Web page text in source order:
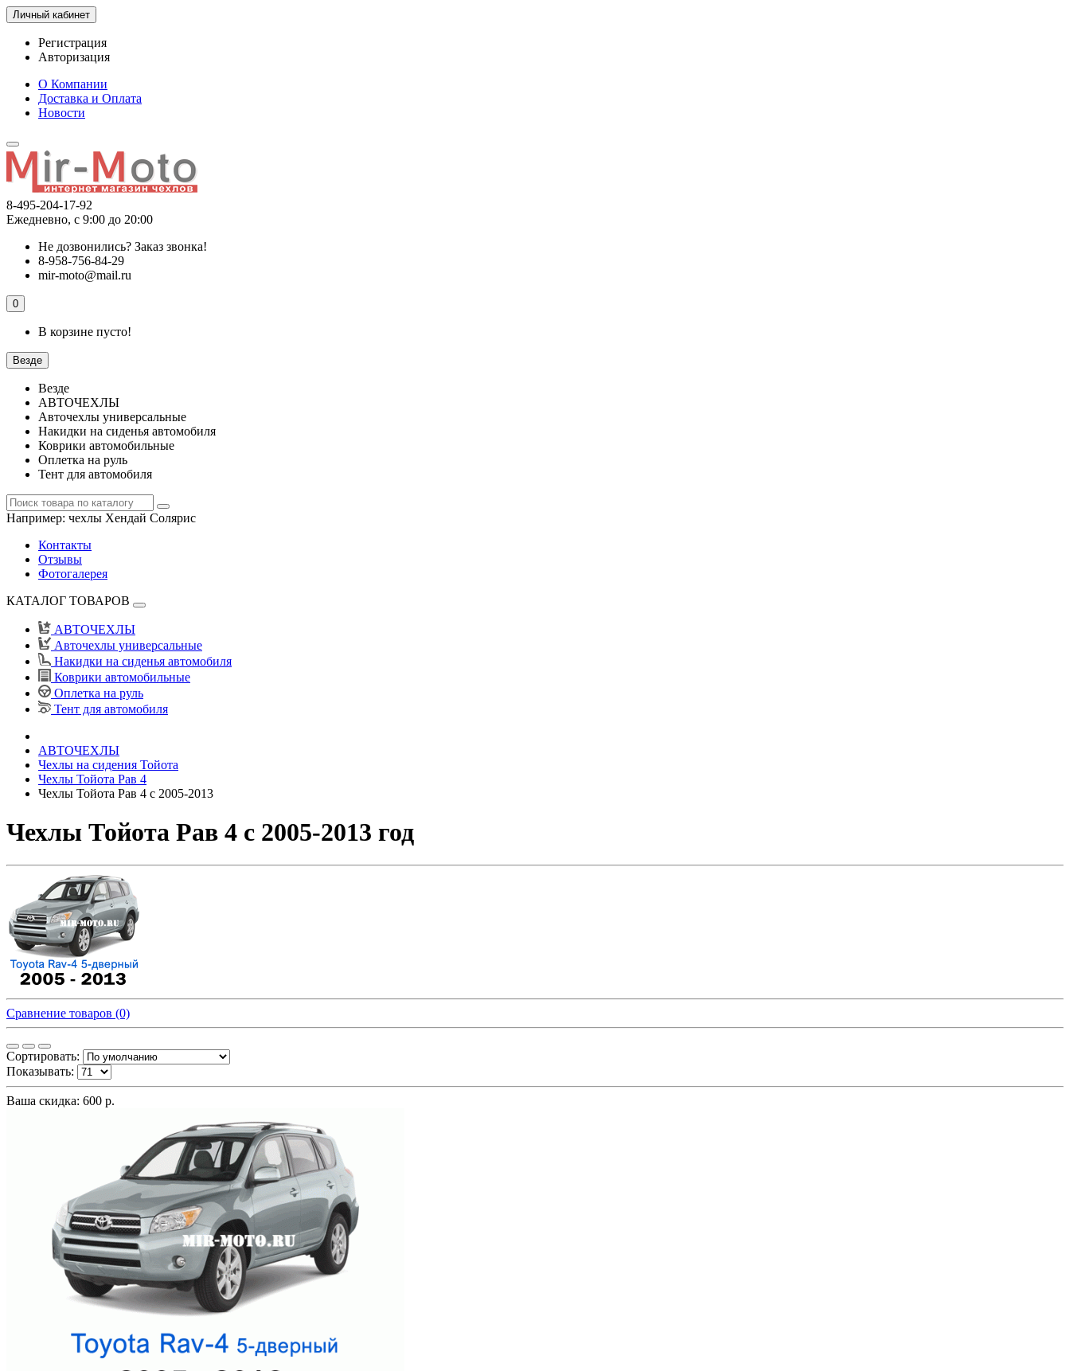
Личный кабинет
Регистрация
Авторизация
О Компании
Доставка и Оплата
Новости
8-495-204-17-92
Ежедневно, с 9:00 до 20:00
Не дозвонились? Заказ звонка!
8-958-756-84-29
mir-moto@mail.ru
0
В корзине пусто!
Везде
Везде
АВТОЧЕХЛЫ
Авточехлы универсальные
Накидки на сиденья автомобиля
Коврики автомобильные
Оплетка на руль
Тент для автомобиля
Например: чехлы Хендай Солярис
Контакты
Отзывы
Фотогалерея
КАТАЛОГ ТОВАРОВ
АВТОЧЕХЛЫ
Авточехлы универсальные
Накидки на сиденья автомобиля
Коврики автомобильные
Оплетка на руль
Тент для автомобиля
АВТОЧЕХЛЫ
Чехлы на сидения Тойота
Чехлы Тойота Рав 4
Чехлы Тойота Рав 4 с 2005-2013
Чехлы Тойота Рав 4 с 2005-2013 год
Сравнение товаров (0)
Сортировать:
Показывать:
Ваша скидка: 600 р.